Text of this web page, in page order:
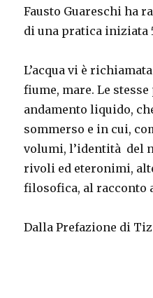
Fausto Guareschi ha
di una pratica iniziata
L’acqua vi è
fiume, mare. Le
andamento liquido,
sommerso e in cui,
volumi, l’identità del
rivoli ed eteronimi,
filosofica, al racconto
Dalla Prefazione di